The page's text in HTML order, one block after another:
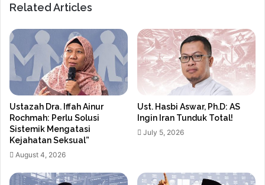
Related Articles
Ustazah Dra. Iffah Ainur
Rochmah: Perlu Solusi
Sistemik Mengatasi
Kejahatan Seksual”
August 4, 2026
Ust. Hasbi Aswar, Ph.D: AS
Ingin Iran Tunduk Total!
July 5, 2026